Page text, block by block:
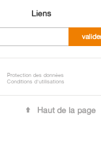
Liens
Protection des données
Conditions d'utilisations
Haut de la page